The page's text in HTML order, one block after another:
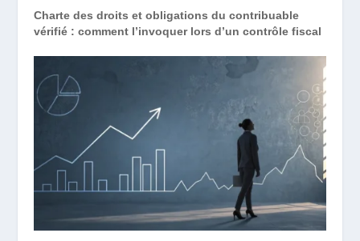
Charte des droits et obligations du contribuable
vérifié : comment l’invoquer lors d’un contrôle fiscal